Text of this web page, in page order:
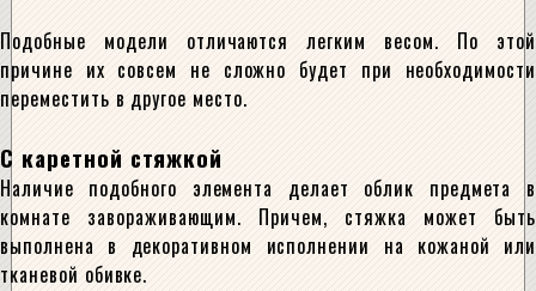
Подобные модели отличаются легким весом. По этой
причине их совсем не сложно будет при необходимости
переместить в другое место.
С каретной стяжкой
Наличие подобного элемента делает облик предмета в
комнате завораживающим. Причем, стяжка может быть
выполнена в декоративном исполнении на кожаной или
тканевой обивке.